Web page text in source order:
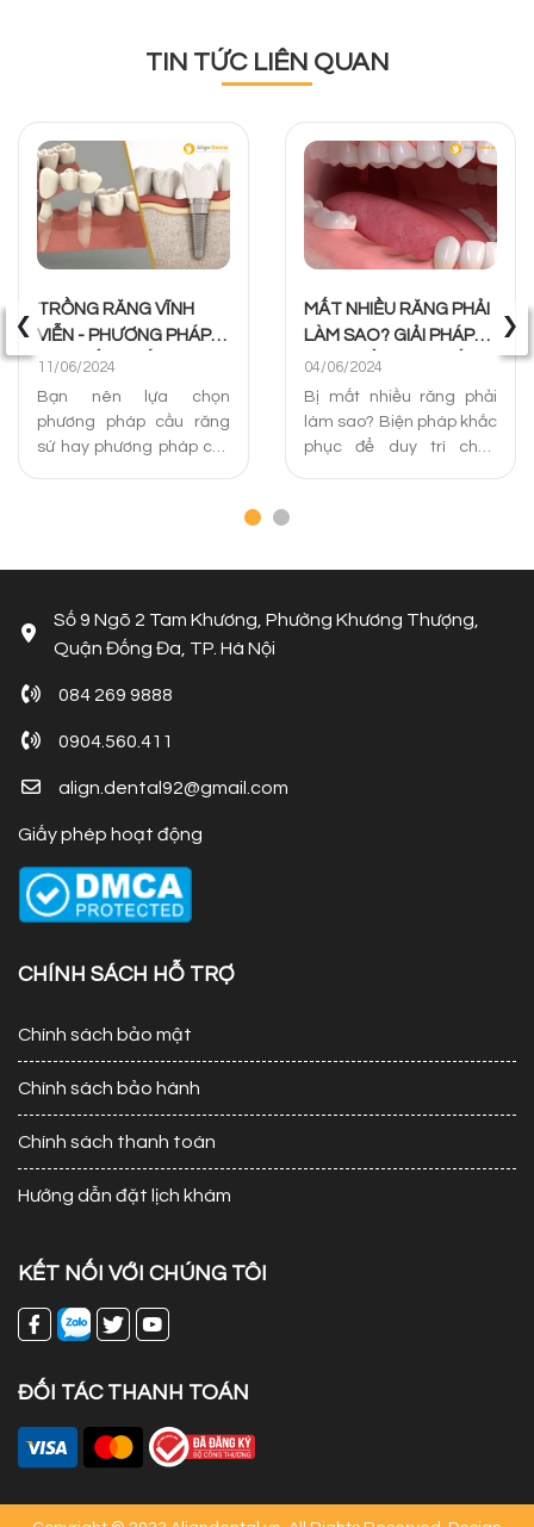
TIN TỨC LIÊN QUAN
TRỒNG RĂNG VĨNH
VIỄN - PHƯƠNG PHÁP
NÀO TỐT NHẤT CHO
BẠN
11/06/2024
Bạn nên lựa chọn
phương pháp cầu răng
sứ hay phương pháp cấy
Align Dental.
MẤT NHIỀU RĂNG PHẢI
LÀM SAO? GIẢI PHÁP
PHỤC HỒI RĂNG TỐT
NHẤT
04/06/2024
Bị mất nhiều răng phải
làm sao? Biện pháp khắc
phục để duy trì chức
‹ ›
Số 9 Ngõ 2 Tam Khương, Phường Khương Thượng,
Quận Đống Đa, TP. Hà Nội
084 269 9888
0904.560.411
align.dental92@gmail.com
Giấy phép hoạt động
CHÍNH SÁCH HỖ TRỢ
Chính sách bảo mật
Chính sách bảo hành
Chính sách thanh toán
Hướng dẫn đặt lịch khám
KẾT NỐI VỚI CHÚNG TÔI
ĐỐI TÁC THANH TOÁN